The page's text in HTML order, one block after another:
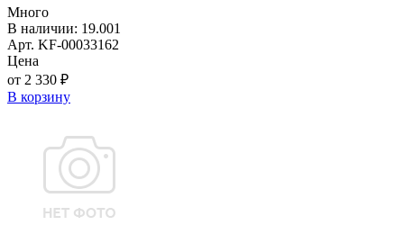
Много
В наличии: 19.001
Арт. KF-00033162
Цена
от 2 330 ₽
В корзину